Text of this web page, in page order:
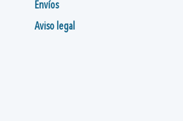
Envíos
Aviso legal